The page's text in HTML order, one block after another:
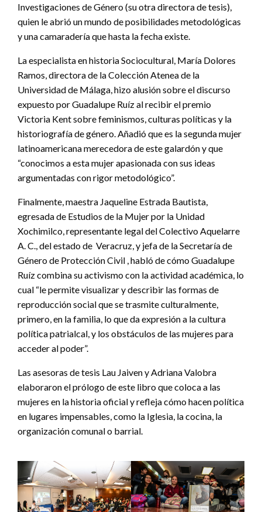
Investigaciones de Género (su otra directora de tesis),
quien le abrió un mundo de posibilidades metodológicas
y una camaradería que hasta la fecha existe.
La especialista en historia Sociocultural, María Dolores
Ramos, directora de la Colección Atenea de la
Universidad de Málaga, hizo alusión sobre el discurso
expuesto por Guadalupe Ruíz al recibir el premio
Victoria Kent sobre feminismos, culturas políticas y la
historiografía de género. Añadió que es la segunda mujer
latinoamericana merecedora de este galardón y que
“conocimos a esta mujer apasionada con sus ideas
argumentadas con rigor metodológico”.
Finalmente, maestra Jaqueline Estrada Bautista,
egresada de Estudios de la Mujer por la Unidad
Xochimilco, representante legal del Colectivo Aquelarre
A. C., del estado de Veracruz, y jefa de la Secretaría de
Género de Protección Civil , habló de cómo Guadalupe
Ruíz combina su activismo con la actividad académica, lo
cual “le permite visualizar y describir las formas de
reproducción social que se trasmite culturalmente,
primero, en la familia, lo que da expresión a la cultura
política patrialcal, y los obstáculos de las mujeres para
acceder al poder”.
Las asesoras de tesis Lau Jaiven y Adriana Valobra
elaboraron el prólogo de este libro que coloca a las
mujeres en la historia oficial y refleja cómo hacen política
en lugares impensables, como la Iglesia, la cocina, la
organización comunal o barrial.